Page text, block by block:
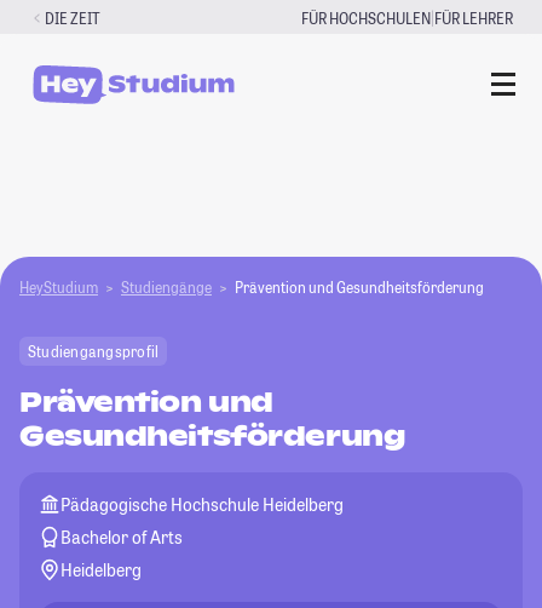
Zum
springen
DIE ZEIT FÜR HOCHSCHULEN|FÜR LEHRER
HeyStudium Studiengänge Prävention und Gesundheitsförderung
Studiengangsprofil
Prävention und
Gesundheitsförderung
Pädagogische Hochschule Heidelberg
Bachelor of Arts
Heidelberg